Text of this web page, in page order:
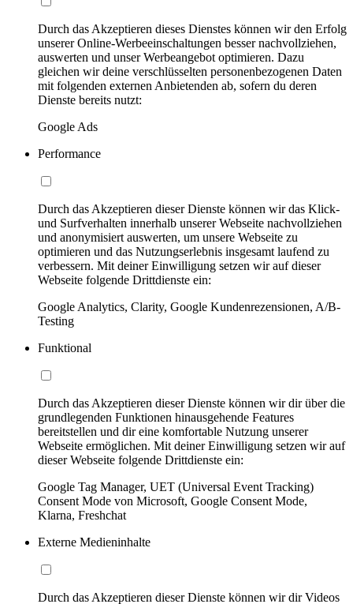
Durch das Akzeptieren dieses Dienstes können wir den Erfolg
unserer Online-Werbeeinschaltungen besser nachvollziehen,
auswerten und unser Werbeangebot optimieren. Dazu
gleichen wir deine verschlüsselten personenbezogenen Daten
mit folgenden externen Anbietenden ab, sofern du deren
Dienste bereits nutzt:
Google Ads
Performance
Durch das Akzeptieren dieser Dienste können wir das Klick-
und Surfverhalten innerhalb unserer Webseite nachvollziehen
und anonymisiert auswerten, um unsere Webseite zu
optimieren und das Nutzungserlebnis insgesamt laufend zu
verbessern. Mit deiner Einwilligung setzen wir auf dieser
Webseite folgende Drittdienste ein:
Google Analytics, Clarity, Google Kundenrezensionen, A/B-
Testing
Funktional
Durch das Akzeptieren dieser Dienste können wir dir über die
grundlegenden Funktionen hinausgehende Features
bereitstellen und dir eine komfortable Nutzung unserer
Webseite ermöglichen. Mit deiner Einwilligung setzen wir auf
dieser Webseite folgende Drittdienste ein:
Google Tag Manager, UET (Universal Event Tracking)
Consent Mode von Microsoft, Google Consent Mode,
Klarna, Freshchat
Externe Medieninhalte
Durch das Akzeptieren dieser Dienste können wir dir Videos